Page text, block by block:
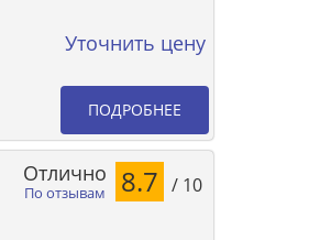
Уточнить цену
ПОДРОБНЕЕ
По отзывам
Отлично 8.7 / 10